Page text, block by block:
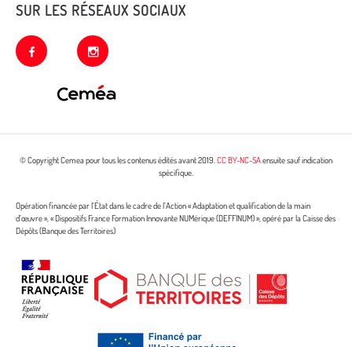
SUR LES RÉSEAUX SOCIAUX
facebook instagram
© Copyright Cemea pour tous les contenus édités avant 2019.CC BY-NC-SAensuite sauf indication
spécifique.
Opération financée par l’État dans le cadre de l’Action « Adaptation et qualification de la main
d’œuvre », « Dispositifs France Formation Innovante NUMérique (DEFFINUM) », opéré par la Caisse des
Dépôts (Banque des Territoires)